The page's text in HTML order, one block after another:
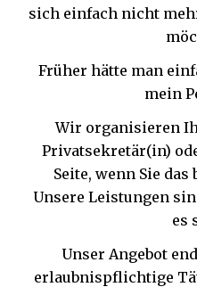
sich einfach nicht
Früher hätte man
mein
Wir organisieren
Privatsekretär(in)
Seite, wenn Sie
Unsere Leistungen
es
Unser Angebot
erlaubnispflichtige